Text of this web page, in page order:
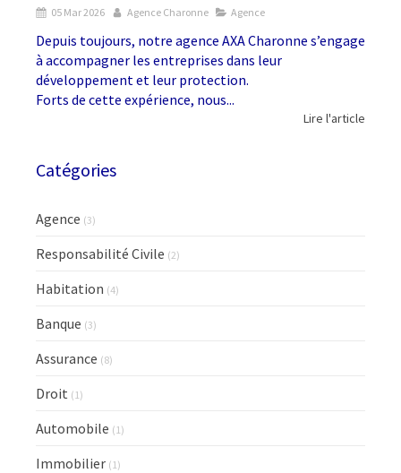
05 Mar 2026 Agence Charonne Agence
Depuis toujours, notre agence AXA Charonne s’engage
à accompagner les entreprises dans leur
développement et leur protection.
Forts de cette expérience, nous...
Lire l'article
Catégories
Agence (3)
Responsabilité Civile (2)
Habitation (4)
Banque (3)
Assurance (8)
Droit (1)
Automobile (1)
Immobilier (1)